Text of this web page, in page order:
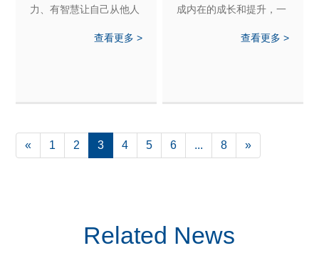
力、有智慧让自己从他人
来，有机会走进自己的内
查看更多 >
成内在的成长和提升，一
人，无法获得真正的快乐
查看更多 >
« 1 2 3 4 5 6 ... 8 »
Related News